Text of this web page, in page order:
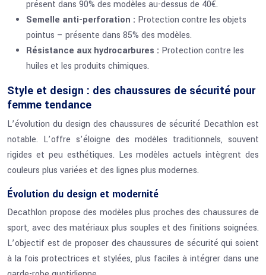
présent dans 90% des modèles au-dessus de 40€.
Semelle anti-perforation : Protection contre les objets
pointus – présente dans 85% des modèles.
Résistance aux hydrocarbures : Protection contre les
huiles et les produits chimiques.
Style et design : des chaussures de sécurité pour
femme tendance
L’évolution du design des chaussures de sécurité Decathlon est
notable. L’offre s’éloigne des modèles traditionnels, souvent
rigides et peu esthétiques. Les modèles actuels intègrent des
couleurs plus variées et des lignes plus modernes.
Évolution du design et modernité
Decathlon propose des modèles plus proches des chaussures de
sport, avec des matériaux plus souples et des finitions soignées.
L’objectif est de proposer des chaussures de sécurité qui soient
à la fois protectrices et stylées, plus faciles à intégrer dans une